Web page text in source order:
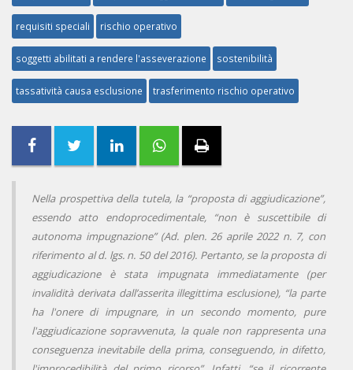
requisiti speciali rischio operativo
soggetti abilitati a rendere l'asseverazione sostenibilità
tassatività causa esclusione trasferimento rischio operativo
Nella prospettiva della tutela, la “proposta di aggiudicazione”,
essendo atto endoprocedimentale, “non è suscettibile di
autonoma impugnazione” (Ad. plen. 26 aprile 2022 n. 7, con
riferimento al d. lgs. n. 50 del 2016). Pertanto, se la proposta di
aggiudicazione è stata impugnata immediatamente (per
invalidità derivata dall’asserita illegittima esclusione), “la parte
ha l'onere di impugnare, in un secondo momento, pure
l'aggiudicazione sopravvenuta, la quale non rappresenta una
conseguenza inevitabile della prima, conseguendo, in difetto,